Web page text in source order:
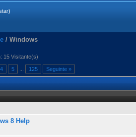
)
/ Windows
15 Visitante(s)
4 5 125 Seguinte »
8 Help
- 4.33 de 5 na totalidade
1 234